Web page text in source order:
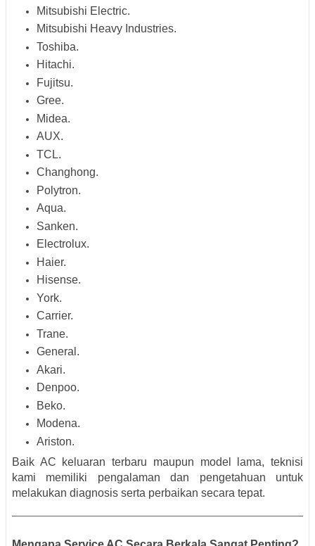
Mitsubishi Electric.
Mitsubishi Heavy Industries.
Toshiba.
Hitachi.
Fujitsu.
Gree.
Midea.
AUX.
TCL.
Changhong.
Polytron.
Aqua.
Sanken.
Electrolux.
Haier.
Hisense.
York.
Carrier.
Trane.
General.
Akari.
Denpoo.
Beko.
Modena.
Ariston.
Baik AC keluaran terbaru maupun model lama, teknisi
kami memiliki pengalaman dan pengetahuan untuk
melakukan diagnosis serta perbaikan secara tepat.